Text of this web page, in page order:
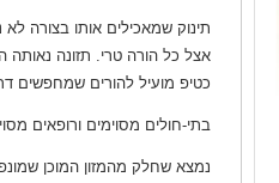
תינוק שמאכילים אותו בצורה
אצל כל הורה טרי. תזונה נאותה
כטיפ מועיל להורים שמחפשים
בתי-חולים מסוימים ורופאים
נמצא שחלק מהמזון המוכן